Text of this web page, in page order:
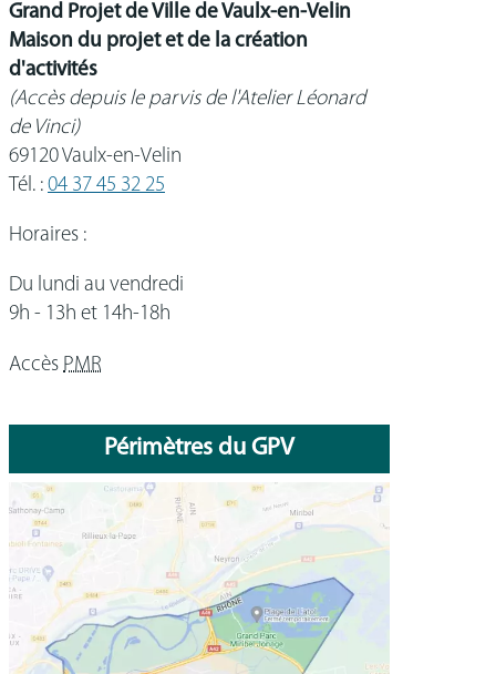
Grand Projet de Ville de Vaulx-en-Velin
Maison du projet et de la création
d'activités
(Accès depuis le parvis de l'Atelier Léonard
de Vinci)
69120 Vaulx-en-Velin
Tél. : 04 37 45 32 25
Horaires :
Du lundi au vendredi
9h - 13h et 14h-18h
Accès PMR
Périmètres du GPV